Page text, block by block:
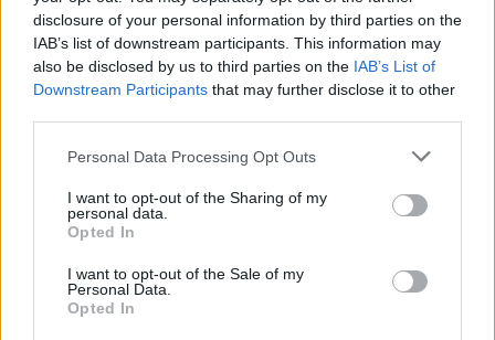
disclosure of your personal information by third parties on the
IAB’s list of downstream participants. This information may
also be disclosed by us to third parties on the IAB’s List of
Downstream Participants that may further disclose it to other
Personal Data Processing Opt Outs
I want to opt-out of the Sharing of my
personal data.
Opted In
I want to opt-out of the Sale of my
Personal Data.
Opted In